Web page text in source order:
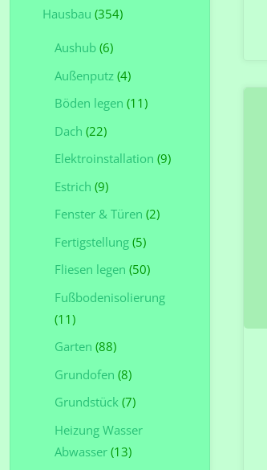
Hausbau (354)
Aushub(6)
Außenputz(4)
Böden legen (11)
Dach (22)
Elektroinstallation (9)
Estrich (9)
Fenster & Türen (2)
Fertigstellung(5)
Fliesen legen (50)
Fußbodenisolierung
(11)
Garten (88)
Grundofen (8)
Grundstück(7)
Heizung Wasser
Abwasser(13)